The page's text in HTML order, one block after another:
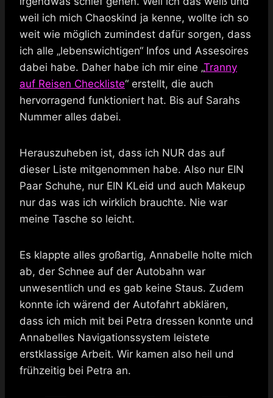
weil ich mich Chaoskind ja kenne, wollte ich so
weit wie möglich zumindest dafür sorgen, dass
ich alle „lebenswichtigen“ Infos und Assesoires
dabei habe. Daher habe ich mir eine „Tranny
auf Reisen Checkliste“ erstellt, die auch
hervorragend funktioniert hat. Bis auf Sarahs
Nummer alles dabei.
Herauszuheben ist, dass ich NUR das auf
dieser Liste mitgenommen habe. Also nur EIN
Paar Schuhe, nur EIN KLeid und auch Makeup
nur das was ich wirklich brauchte. Nie war
meine Tasche so leicht.
Es klappte alles großartig, Annabelle holte mich
ab, der Schnee auf der Autobahn war
unwesentlich und es gab keine Staus. Zudem
konnte ich wärend der Autofahrt abklären,
dass ich mich mit bei Petra dressen konnte und
Annabelles Navigationssystem leistete
erstklassige Arbeit. Wir kamen also heil und
frühzeitig bei Petra an.